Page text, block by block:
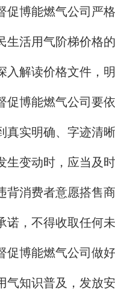
博能燃气公司严格
生活用气阶梯价格
入解读价格文件，
博能燃气公司要依
真实明确、字迹清
生变动时，应当及
背消费者意愿搭售
诺，不得收取任何
博能燃气公司做好
气知识普及，发放